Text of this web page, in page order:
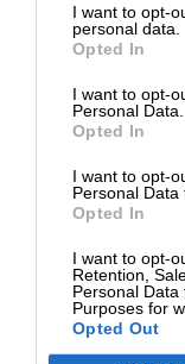
I want to opt-
personal data.
Opted In
I want to opt-
Personal Data.
Opted In
I want to opt-
Personal Data
Opted In
I want to opt-
Retention,
Personal
Purposes for
Opted Out
danych.
Komputery HP
wysokiego
środowisku
rozwiązania dla
tylko wysokiej
bezpieczeństwa
Dynamiczna
Intel® pomaga